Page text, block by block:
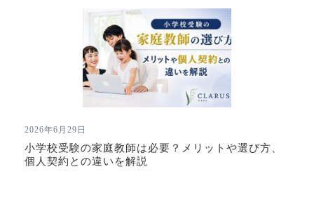
2026年6月29日
小学校受験の家庭教師は必要？メリットや選び方、
個人契約との違いを解説